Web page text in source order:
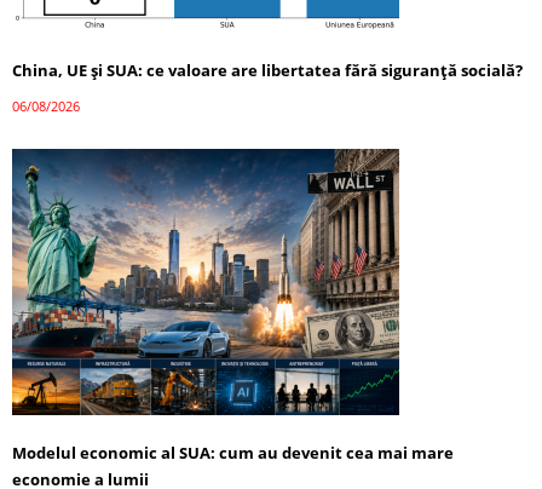
China, UE și SUA: ce valoare are libertatea fără siguranță socială?
06/08/2026
Modelul economic al SUA: cum au devenit cea mai mare
economie a lumii